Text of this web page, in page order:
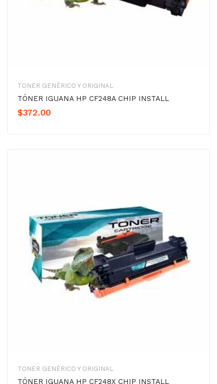
TONER GENÉRICO Y ORIGINAL
TÓNER IGUANA HP CF248A CHIP INSTALL
$372.00
TONER GENÉRICO Y ORIGINAL
TÓNER IGUANA HP CF248X CHIP INSTALL